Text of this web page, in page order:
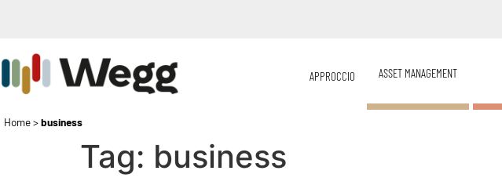
APPROCCIO ASSET MANAGEMENT
Home>business
Tag: business